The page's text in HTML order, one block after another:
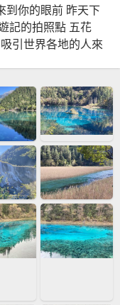
你的眼前 昨天下
記的拍照點 五花
引世界各地的人來